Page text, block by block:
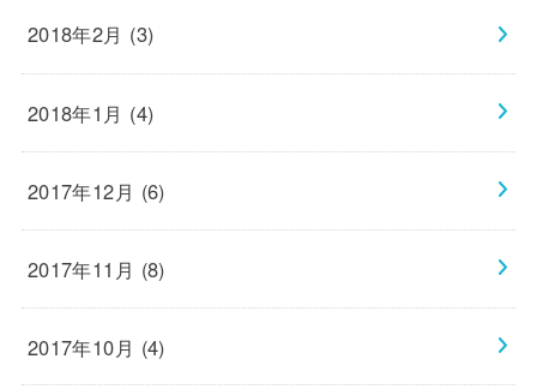
2018年2月 (3)
2018年1月 (4)
2017年12月 (6)
2017年11月 (8)
2017年10月 (4)